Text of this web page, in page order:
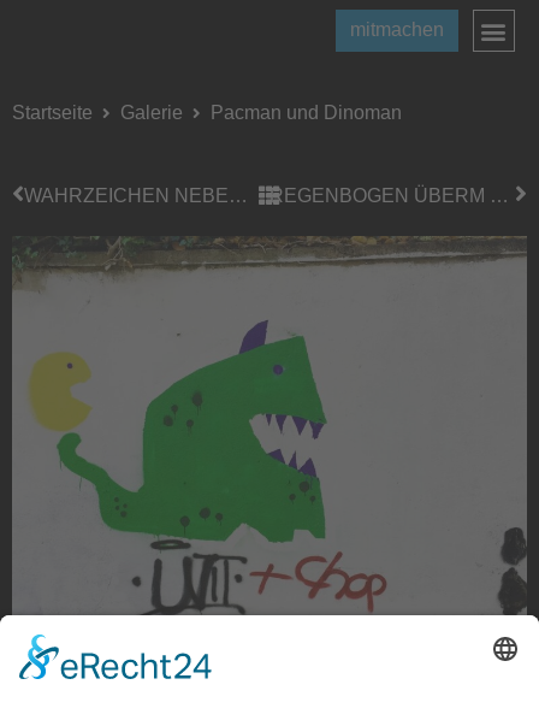
mitmachen
Startseite Galerie Pacman und Dinoman
WAHRZEICHEN NEBEN WAHRZEICHEN REGENBOGEN ÜBERM GRÜNDERZEITVIERTEL